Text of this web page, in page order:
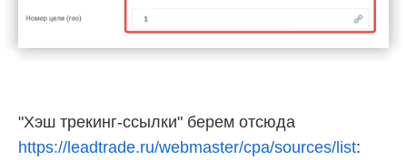
"Хэш трекинг-ссылки" берем отсюда
https://leadtrade.ru/webmaster/cpa/sources/list: